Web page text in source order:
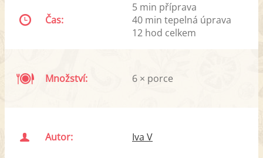
Čas:
5 min příprava
40 min tepelná úprava
12 hod celkem
Množství: 6 × porce
Autor: Iva V